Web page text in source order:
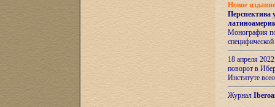
Новое
Перспектива
Монография
18 апреля
поворот в
Институте
Журнал